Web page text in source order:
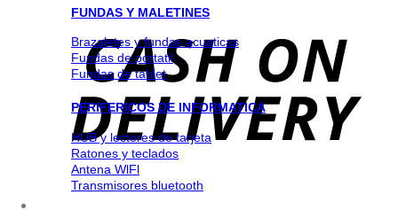
FUNDAS Y MALETINES
Brazaletes y fundas acuaticas
Fundas de portatil
Fundas de tablet
PERIFERICOS DE INFORMATICA
HUB y lectores de tarjeta
Ratones y teclados
Antena WlFl
Transmisores bluetooth